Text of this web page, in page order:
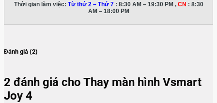
Thời gian làm việc: Từ thứ 2 – Thứ 7: 8:30 AM – 19:30 PM , CN : 8:30
AM – 18:00 PM
Đánh giá (2)
2 đánh giá cho Thay màn hình Vsmart
Joy 4